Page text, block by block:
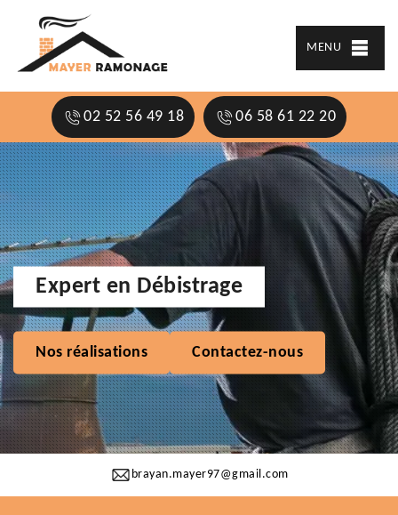
MENU
02 52 56 49 18 06 58 61 22 20
brayan.mayer97@gmail.com
Expert en Débistrage
Nos réalisations Contactez-nous